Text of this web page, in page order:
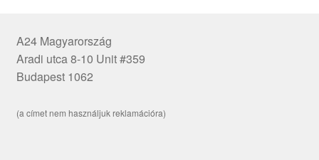
A24 Magyarország
Aradi utca 8-10 Unit #359
Budapest 1062
(a címet nem használjuk reklamációra)